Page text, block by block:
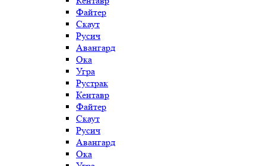
Файтер
Скаут
Русич
Авангард
Ока
Угра
Рустрак
Кентавр
Файтер
Скаут
Русич
Авангард
Ока